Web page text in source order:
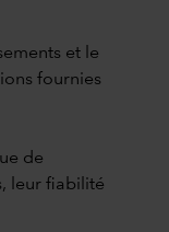
et le
fournies
de
leur fiabilité